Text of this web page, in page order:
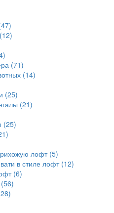
(71)
(14)
(25)
(21)
(25)
лофт (5)
в стиле лофт (12)
(6)